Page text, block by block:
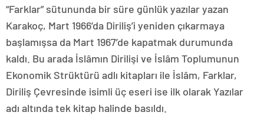
“Farklar” sütununda bir süre günlük yazılar yazan
Karakoç, Mart 1966’da Diriliş’i yeniden çıkarmaya
başlamışsa da Mart 1967’de kapatmak durumunda
kaldı. Bu arada İslâmın Dirilişi ve İslâm Toplumunun
Ekonomik Strüktürü adlı kitapları ile İslâm, Farklar,
Diriliş Çevresinde isimli üç eseri ise ilk olarak Yazılar
adı altında tek kitap halinde basıldı.